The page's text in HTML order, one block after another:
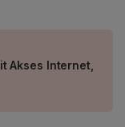
Akses Internet,